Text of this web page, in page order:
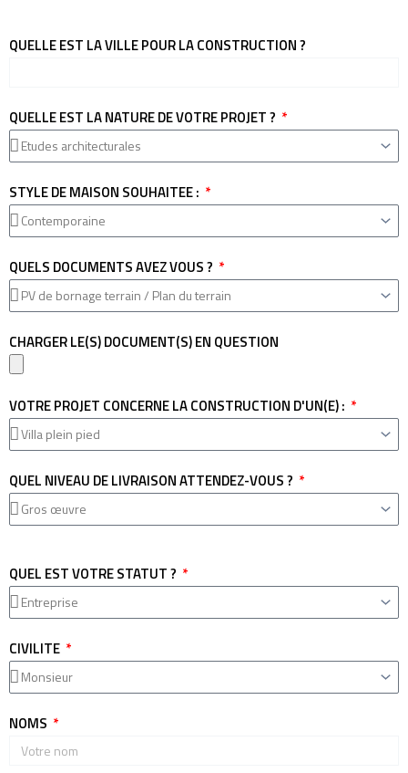
QUELLE EST LA VILLE POUR LA CONSTRUCTION ?
QUELLE EST LA NATURE DE VOTRE PROJET ?
STYLE DE MAISON SOUHAITEE :
QUELS DOCUMENTS AVEZ VOUS ?
CHARGER LE(S) DOCUMENT(S) EN QUESTION
VOTRE PROJET CONCERNE LA CONSTRUCTION D'UN(E) :
QUEL NIVEAU DE LIVRAISON ATTENDEZ-VOUS ?
QUEL EST VOTRE STATUT ?
CIVILITE
NOMS